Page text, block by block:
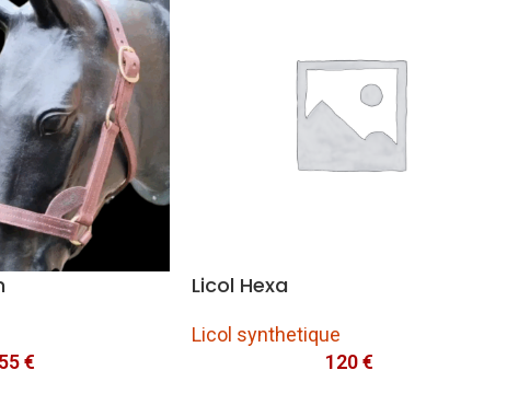
€
Licol Hexa
Licol synthetique
120€